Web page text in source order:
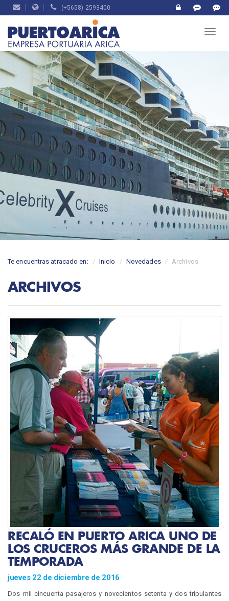
(+5658) 2593400
Te encuentras atracado en: Inicio Novedades Archivos
ARCHIVOS
RECALÓ EN PUERTO ARICA UNO DE
LOS CRUCEROS MÁS GRANDE DE LA
TEMPORADA
jueves 22 de diciembre de 2016
Dos mil cincuenta pasajeros y novecientos setenta y dos tripulantes